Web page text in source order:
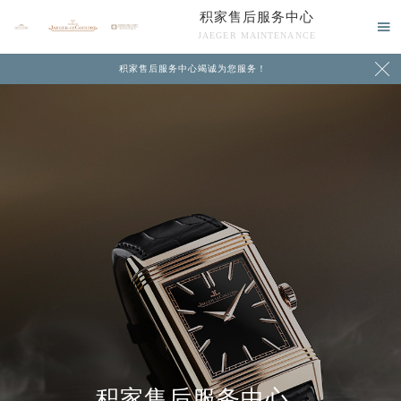
积家售后服务中心
JAEGER MAINTENANCE

积家售后服务中心竭诚为您服务！ 